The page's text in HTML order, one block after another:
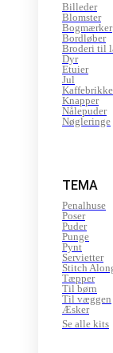
Billeder
Blomster
Bogmærker
Bordløber
Broderi til
Dyr
Etuier
Jul
Knapper
Nålepuder
Nøgleringe
TEMA
Penalhuse
Poser
Puder
Punge
Pynt
Servietter
Stitch
Tæpper
Til børn
Til væggen
Æsker
Se alle kits